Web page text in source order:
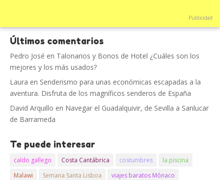
Publicidad
Últimos comentarios
Pedro José en Talonarios y Bonos de Hotel ¿Cuáles son los
mejores y los más usados?
Laura en Senderismo para unas económicas escapadas a la
aventura. Disfruta de los magníficos senderos de España
David Arquillo en Navegar el Guadalquivir, de Sevilla a Sanlucar
de Barrameda
Te puede interesar
caldo gallego Costa Cantábrica costumbres
la piscina
Malawi
Semana Santa Lisboa viajes baratos Mónaco